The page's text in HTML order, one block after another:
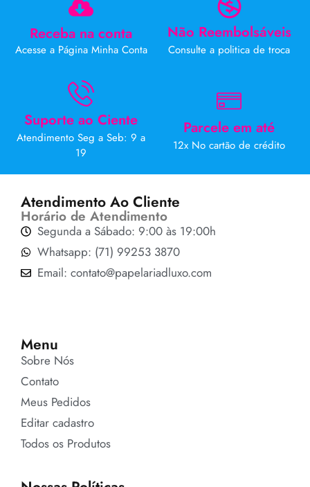
Receba na conta
Acesse a Página Minha Conta
Não Reembolsáveis
Consulte a politica de troca
Suporte ao Ciente
Atendimento Seg a Seb: 9 a
19
Parcele em até
12x No cartão de crédito
Atendimento Ao Cliente
Horário de Atendimento
Segunda a Sábado: 9:00 às 19:00h
Whatsapp: (71) 99253 3870
Email: contato@papelariadluxo.com
Menu
Sobre Nós
Contato
Meus Pedidos
Editar cadastro
Todos os Produtos